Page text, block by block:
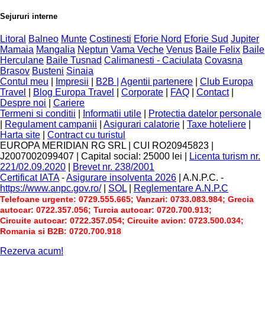
Sejururi interne
Litoral Balneo Munte Costinesti Eforie Nord Eforie Sud Jupiter
Mamaia Mangalia Neptun Vama Veche Venus Baile Felix Baile
Herculane Baile Tusnad Calimanesti - Caciulata Covasna
Brasov Busteni Sinaia
Contul meu
Impresii B2B | Agentii partenere
Club Europa
Travel
Blog Europa Travel Corporate FAQ Contact|
Despre noi
Cariere
Termeni si conditii
Informatii utile
Protectia datelor personale
Regulament campanii Asigurari calatorie Taxe hoteliere
Harta site
Contract cu turistul
EUROPA MERIDIAN RG SRL| CUI RO20945823
J2007002099407
Capital social: 25000 lei
Licenta turism nr.
221/02.09.2020
Brevet nr. 238/2001
Certificat IATA-Asigurare insolventa 2026 A.N.P.C. -
https://www.anpc.gov.ro/
SOL| Reglementare A.N.P.C
Telefoane urgente: 0729.555.665; Vanzari: 0733.083.984; Grecia
autocar: 0722.357.056; Turcia autocar: 0720.700.913;
Circuite autocar: 0722.357.054; Circuite avion: 0723.500.034;
Romania si B2B: 0720.700.918
Rezerva acum!